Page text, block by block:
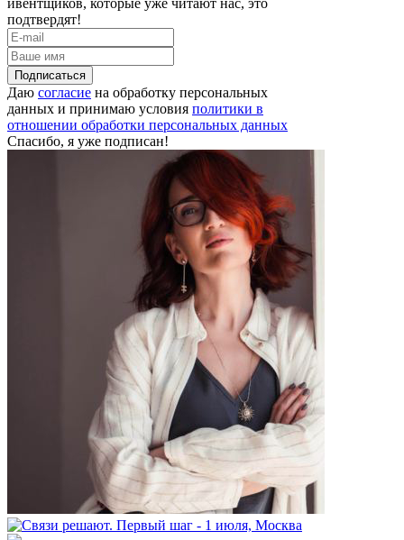
ивентщиков, которые уже читают нас, это
подтвердят!
Подписаться
Даю согласие на обработку персональных
данных и принимаю условия политики в
отношении обработки персональных данных
Спасибо, я уже подписан!